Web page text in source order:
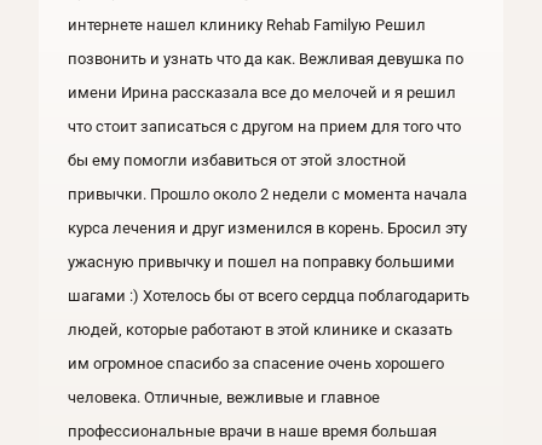
интернете нашел клинику Rehab Fаmilyю Решил
позвонить и узнать что да как. Вежливая девушка по
имени Ирина рассказала все до мелочей и я решил
что стоит записаться с другом на прием для того что
бы ему помогли избавиться от этой злостной
привычки. Прошло около 2 недели с момента начала
курса лечения и друг изменился в корень. Бросил эту
ужасную привычку и пошел на поправку большими
шагами :) Хотелось бы от всего сердца поблагодарить
людей, которые работают в этой клинике и сказать
им огромное спасибо за спасение очень хорошего
человека. Отличные, вежливые и главное
профессиональные врачи в наше время большая